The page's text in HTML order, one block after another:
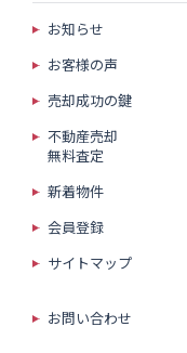
お知らせ
お客様の声
売却成功の鍵
不動産売却
無料査定
新着物件
会員登録
サイトマップ
お問い合わせ